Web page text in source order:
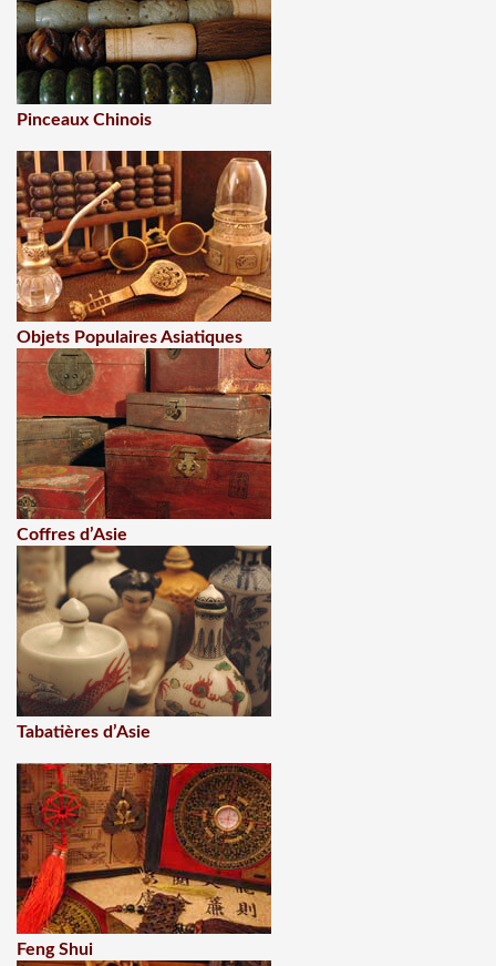
Pinceaux Chinois
Objets Populaires Asiatiques
Coffres d’Asie
Tabatières d’Asie
Feng Shui